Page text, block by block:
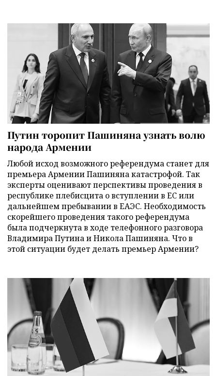
Путин торопит Пашиняна узнать волю
народа Армении
Любой исход возможного референдума станет для
премьера Армении Пашиняна катастрофой. Так
эксперты оценивают перспективы проведения в
республике плебисцита о вступлении в ЕС или
дальнейшем пребывании в ЕАЭС. Необходимость
скорейшего проведения такого референдума
была подчеркнута в ходе телефонного разговора
Владимира Путина и Никола Пашиняна. Что в
этой ситуации будет делать премьер Армении?